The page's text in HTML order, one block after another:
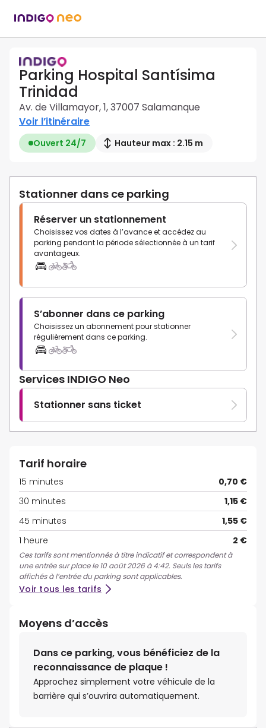
Parking Hospital Santísima
Trinidad
Av. de Villamayor, 1, 37007 Salamanque
Voir l’itinéraire
Ouvert 24/7 Hauteur max : 2.15 m
Stationner dans ce parking
Réserver un stationnement
Choisissez vos dates à l’avance et accédez au
parking pendant la période sélectionnée à un tarif
avantageux.
S’abonner dans ce parking
Choisissez un abonnement pour stationner
régulièrement dans ce parking.
Services INDIGO Neo
Stationner sans ticket
Tarif horaire
15 minutes
0,70 €
30 minutes
1,15 €
45 minutes
1,55 €
1 heure
2 €
Ces tarifs sont mentionnés à titre indicatif et correspondent à
une entrée sur place le 10 août 2026 à 4:42. Seuls les tarifs
affichés à l’entrée du parking sont applicables.
Voir tous les tarifs
Moyens d’accès
Dans ce parking, vous bénéficiez de la
reconnaissance de plaque !
Approchez simplement votre véhicule de la
barrière qui s’ouvrira automatiquement.